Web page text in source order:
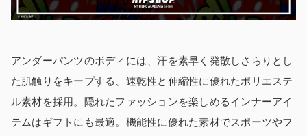
アンダーパンツのボディには、汗を素早く発散しさらりとし
た肌触りをキープする、速乾性と伸縮性に優れたポリエステ
ル素材を採用。隠れたファッションを楽しめるインナーアイ
テムはギフトにも最適。機能性に優れた素材でスポーツやフ